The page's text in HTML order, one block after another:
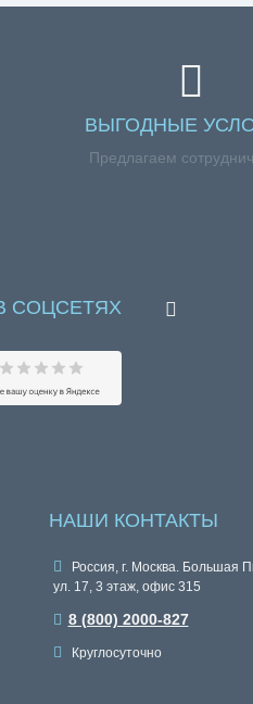
ВЫГОДНЫЕ
Предлагаем
СОЦСЕТЯХ
НАШИ КОНТАКТЫ
Россия, г. Москва. Большая
ул. 17, 3 этаж, офис 315
8 (800) 2000-827
Круглосуточно